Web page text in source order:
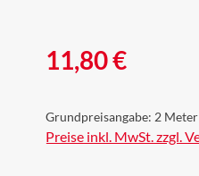
Regulärer Preis:
11,80 €
Grundpreisangabe: 2 Meter
Preise inkl. MwSt. zzgl.